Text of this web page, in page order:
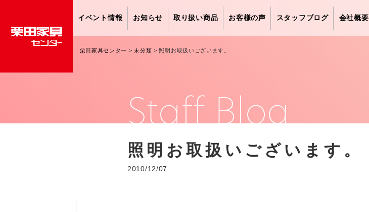
イベント情報 お知らせ 取り扱い商品 お客様の声 スタッフブログ 会社概要
栗田家具センター >未分類 > 照明お取扱いございます。
Staff Blog
照明お取扱いございます。
2010/12/07